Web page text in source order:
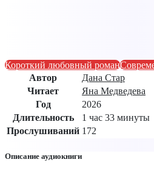
Короткий любовный роман
Автор
Дана Стар
Читает
Яна Медведева
Год
2026
Длительность
1 час 33 минуты
Прослушиваний 172
Описание аудиокниги